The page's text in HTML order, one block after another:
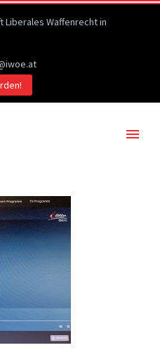
Liberales Waffenrecht in